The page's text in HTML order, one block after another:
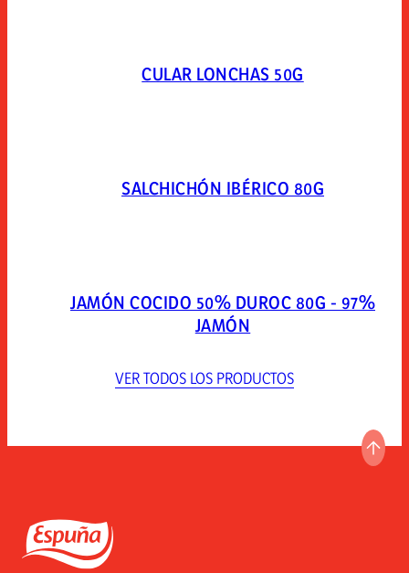
CULAR LONCHAS 50G
SALCHICHÓN IBÉRICO 80G
JAMÓN COCIDO 50% DUROC 80G - 97%
JAMÓN
VER TODOS LOS PRODUCTOS
Espuña
IR